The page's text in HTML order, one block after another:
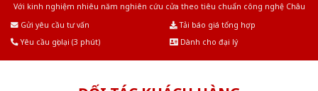
Với kinh nghiệm nhiêu năm nghiên cứu cửa theo tiêu chuẩn công nghệ Châu
Gửi yêu cầu tư vấn
Tải báo giá tổng hợp
Yêu cầu gọi lại (3 phút)
Dành cho đại lý